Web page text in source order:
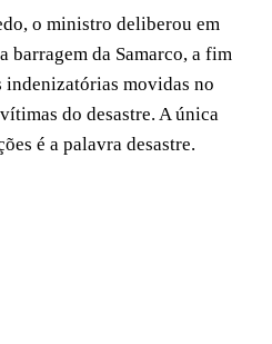
o ministro deliberou em
barragem da Samarco, a fim
indenizatórias movidas no
do desastre. A única
é a palavra desastre.